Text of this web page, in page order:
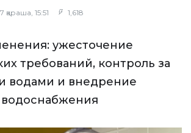
қараша, 15:51 1,618
ужесточение
требований, контроль за
водами и внедрение